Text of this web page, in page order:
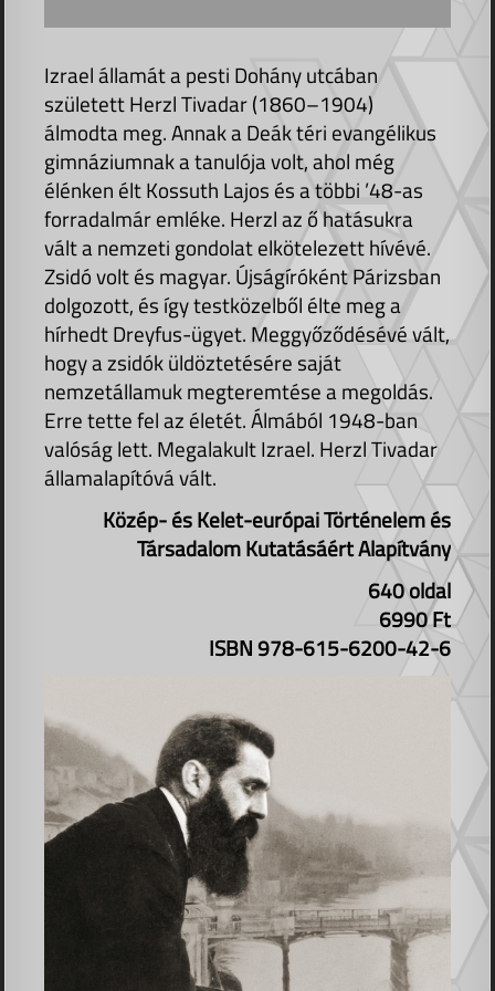
Izrael államát a pesti Dohány utcában
született Herzl Tivadar (1860–1904)
álmodta meg. Annak a Deák téri evangélikus
gimnáziumnak a tanulója volt, ahol még
élénken élt Kossuth Lajos és a többi ’48-as
forradalmár emléke. Herzl az ő hatásukra
vált a nemzeti gondolat elkötelezett hívévé.
Zsidó volt és magyar. Újságíróként Párizsban
dolgozott, és így testközelből élte meg a
hírhedt Dreyfus-ügyet. Meggyőződésévé vált,
hogy a zsidók üldöztetésére saját
nemzetállamuk megteremtése a megoldás.
Erre tette fel az életét. Álmából 1948-ban
valóság lett. Megalakult Izrael. Herzl Tivadar
államalapítóvá vált.
Közép- és Kelet-európai Történelem és
Társadalom Kutatásáért Alapítvány
640 oldal
6990 Ft
ISBN 978-615-6200-42-6